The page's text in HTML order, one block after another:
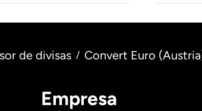
de divisas / Convert Euro
Empresa